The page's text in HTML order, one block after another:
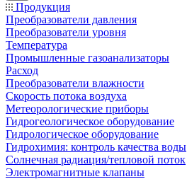
Продукция
Преобразователи давления
Преобразователи уровня
Температура
Промышленные газоанализаторы
Расход
Преобразователи влажности
Скорость потока воздуха
Метеорологические приборы
Гидрогеологическое оборудование
Гидрологическое оборудование
Гидрохимия: контроль качества воды
Солнечная радиация/тепловой поток
Электромагнитные клапаны